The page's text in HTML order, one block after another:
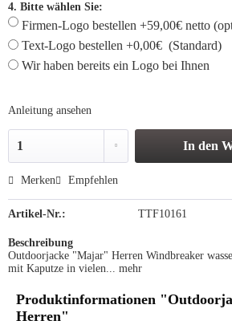
4. Bitte wählen Sie:
Firmen-Logo bestellen +59,00€ netto
Text-Logo bestellen +0,00€ (Standard)
Wir haben bereits ein Logo bei Ihnen
Anleitung ansehen
In den
Merken Empfehlen
Artikel-Nr.: TTF10161
Beschreibung
Outdoorjacke "Majar" Herren Windbreaker
mit Kaputze in vielen... mehr
Produktinformationen
Herren"